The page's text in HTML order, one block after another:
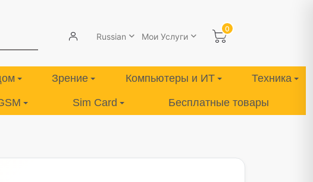
Russian Мои Услуги
0
Зрение Компьютеры и ИТ Техника
Sim Card Бесплатные товары